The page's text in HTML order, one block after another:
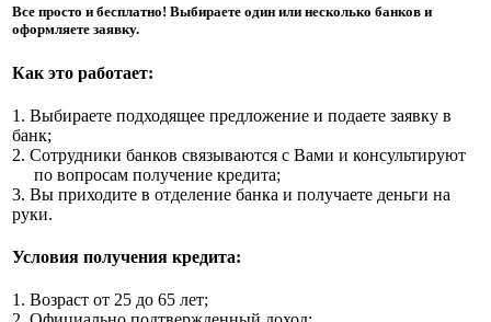
Все просто и бесплатно! Выбираете один или несколько банков и
оформляете заявку.
Как это работает:
1. Выбираете подходящее предложение и подаете заявку в
банк;
2. Сотрудники банков связываются с Вами и консультируют
по вопросам получение кредита;
3. Вы приходите в отделение банка и получаете деньги на
руки.
Условия получения кредита:
1. Возраст от 25 до 65 лет;